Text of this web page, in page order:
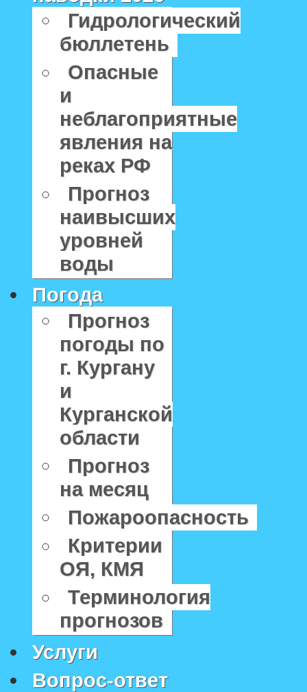
Гидрологический
бюллетень
Опасные
и
неблагоприятные
явления на
реках РФ
Прогноз
наивысших
уровней
воды
Погода
Прогноз
погоды по
г. Кургану
и
Курганской
области
Прогноз
на месяц
Пожароопасность
Критерии
ОЯ, КМЯ
Терминология
прогнозов
Услуги
Вопрос-ответ